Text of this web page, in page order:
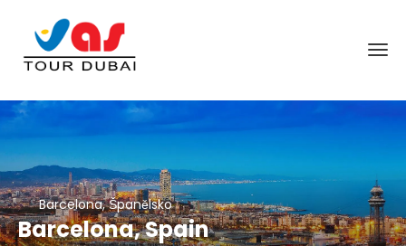
Barcelona, Španělsko
Barcelona, Spain